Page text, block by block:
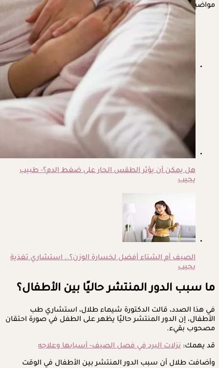
مواضيع ذات صلة
ماء جوز الهند أم مشروبات الإلكتروليتات.. أيهما أفضل
للترطيب في الصيف؟
هل يمكن أن يؤثر الطقس الحار على ضغط الدم؟- طبيب
يجيب
الصيف أم الشتاء أفضل لخسارة الوزن؟.. استشاري تغذية
يجيب
ما سبب الدور المنتشر حاليًا بين الأطفال؟
في هذا الصدد، قالت الدكتورة شيماء طلال، استشاري طب
الأطفال، إن الدور المنتشر حاليًا يظهر على الطفل في صورة احتقان
مصحوب بقيء.
قد يهمك: نزلات البرد في فصل الصيف- أسبابها وعلاجه
وأضافت طلال أن سبب الدور المنتشر بين الأطفال في الوقت